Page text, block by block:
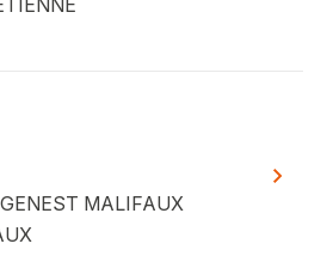
MALIFAUX
Voir